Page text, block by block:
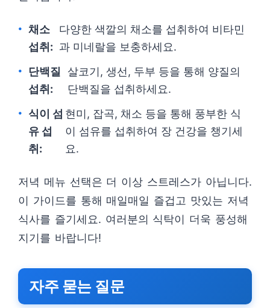
채소
섭취:
다양한 색깔의 채소를 섭취하여 비타민
과 미네랄을 보충하세요.
단백질
섭취:
살코기, 생선, 두부 등을 통해 양질의
단백질을 섭취하세요.
식이 섬
유 섭
취:
현미, 잡곡, 채소 등을 통해 풍부한 식
이 섬유를 섭취하여 장 건강을 챙기세
요.
저녁 메뉴 선택은 더 이상 스트레스가 아닙니다.
이 가이드를 통해 매일매일 즐겁고 맛있는 저녁
식사를 즐기세요. 여러분의 식탁이 더욱 풍성해
지기를 바랍니다!
자주 묻는 질문